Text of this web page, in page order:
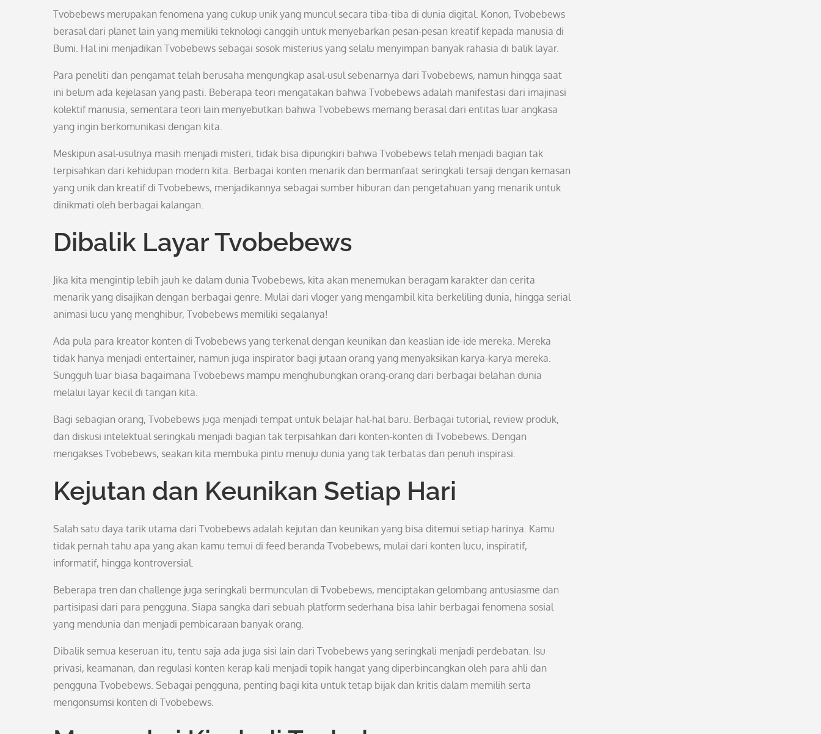
Tvobebews merupakan fenomena yang cukup unik yang muncul secara tiba-tiba di dunia digital. Konon, Tvobebews
berasal dari planet lain yang memiliki teknologi canggih untuk menyebarkan pesan-pesan kreatif kepada manusia di
Bumi. Hal ini menjadikan Tvobebews sebagai sosok misterius yang selalu menyimpan banyak rahasia di balik layar.
Para peneliti dan pengamat telah berusaha mengungkap asal-usul sebenarnya dari Tvobebews, namun hingga saat
ini belum ada kejelasan yang pasti. Beberapa teori mengatakan bahwa Tvobebews adalah manifestasi dari imajinasi
kolektif manusia, sementara teori lain menyebutkan bahwa Tvobebews memang berasal dari entitas luar angkasa
yang ingin berkomunikasi dengan kita.
Meskipun asal-usulnya masih menjadi misteri, tidak bisa dipungkiri bahwa Tvobebews telah menjadi bagian tak
terpisahkan dari kehidupan modern kita. Berbagai konten menarik dan bermanfaat seringkali tersaji dengan kemasan
yang unik dan kreatif di Tvobebews, menjadikannya sebagai sumber hiburan dan pengetahuan yang menarik untuk
dinikmati oleh berbagai kalangan.
Dibalik Layar Tvobebews
Jika kita mengintip lebih jauh ke dalam dunia Tvobebews, kita akan menemukan beragam karakter dan cerita
menarik yang disajikan dengan berbagai genre. Mulai dari vloger yang mengambil kita berkeliling dunia, hingga serial
animasi lucu yang menghibur, Tvobebews memiliki segalanya!
Ada pula para kreator konten di Tvobebews yang terkenal dengan keunikan dan keaslian ide-ide mereka. Mereka
tidak hanya menjadi entertainer, namun juga inspirator bagi jutaan orang yang menyaksikan karya-karya mereka.
Sungguh luar biasa bagaimana Tvobebews mampu menghubungkan orang-orang dari berbagai belahan dunia
melalui layar kecil di tangan kita.
Bagi sebagian orang, Tvobebews juga menjadi tempat untuk belajar hal-hal baru. Berbagai tutorial, review produk,
dan diskusi intelektual seringkali menjadi bagian tak terpisahkan dari konten-konten di Tvobebews. Dengan
mengakses Tvobebews, seakan kita membuka pintu menuju dunia yang tak terbatas dan penuh inspirasi.
Kejutan dan Keunikan Setiap Hari
Salah satu daya tarik utama dari Tvobebews adalah kejutan dan keunikan yang bisa ditemui setiap harinya. Kamu
tidak pernah tahu apa yang akan kamu temui di feed beranda Tvobebews, mulai dari konten lucu, inspiratif,
informatif, hingga kontroversial.
Beberapa tren dan challenge juga seringkali bermunculan di Tvobebews, menciptakan gelombang antusiasme dan
partisipasi dari para pengguna. Siapa sangka dari sebuah platform sederhana bisa lahir berbagai fenomena sosial
yang mendunia dan menjadi pembicaraan banyak orang.
Dibalik semua keseruan itu, tentu saja ada juga sisi lain dari Tvobebews yang seringkali menjadi perdebatan. Isu
privasi, keamanan, dan regulasi konten kerap kali menjadi topik hangat yang diperbincangkan oleh para ahli dan
pengguna Tvobebews. Sebagai pengguna, penting bagi kita untuk tetap bijak dan kritis dalam memilih serta
mengonsumsi konten di Tvobebews.